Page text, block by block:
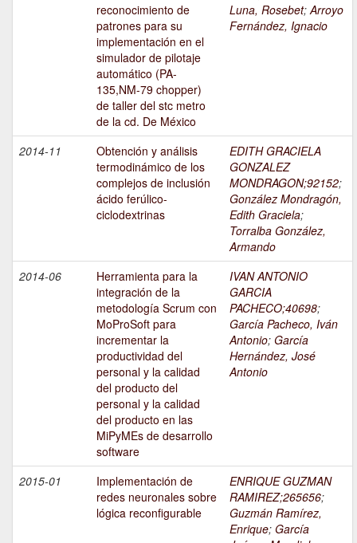
reconocimiento de
patrones para su
implementación en el
simulador de pilotaje
automático (PA-
135,NM-79 chopper)
de taller del stc metro
de la cd. De México
Luna, Rosebet;Arroyo
Fernández, Ignacio
2014-11
Obtención y análisis
termodinámico de los
complejos de inclusión
ácido ferúlico-
ciclodextrinas
EDITH GRACIELA
GONZALEZ
MONDRAGON;92152;
González Mondragón,
Edith Graciela;
Torralba González,
Armando
2014-06
Herramienta para la
integración de la
metodología Scrum con
MoProSoft para
incrementar la
productividad del
personal y la calidad
del producto del
personal y la calidad
del producto en las
MiPyMEs de desarrollo
software
IVAN ANTONIO
GARCIA
PACHECO;40698;
García Pacheco, Iván
Antonio; García
Hernández, José
Antonio
2015-01
Implementación de
redes neuronales sobre
lógica reconfigurable
ENRIQUE GUZMAN
RAMIREZ;265656;
Guzmán Ramírez,
Enrique; García